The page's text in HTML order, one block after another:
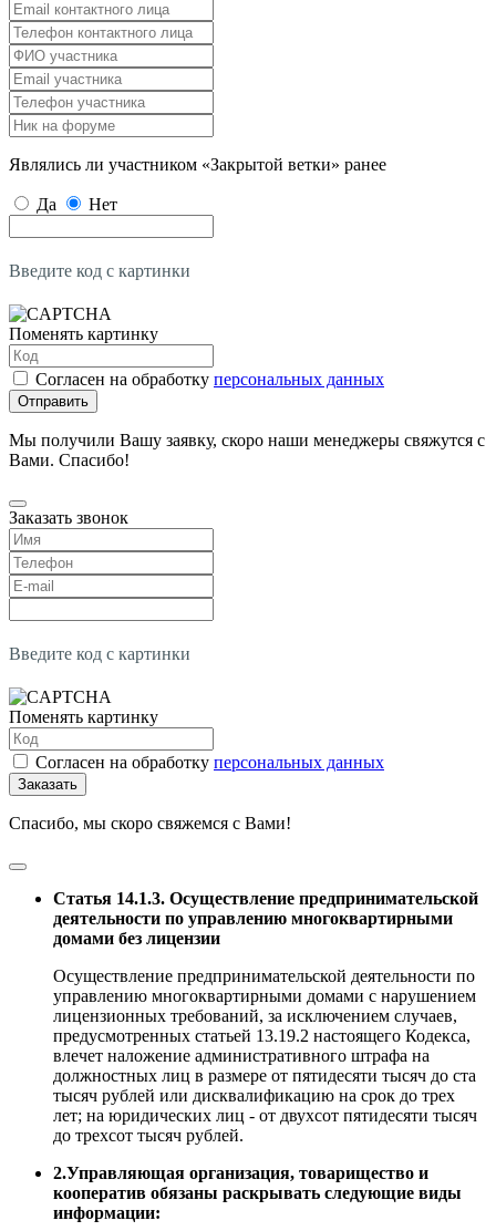
Являлись ли участником «Закрытой ветки» ранее
Да Нет
Введите код с картинки
Поменять картинку
Согласен на обработку персональных данных
Отправить
Мы получили Вашу заявку, скоро наши менеджеры свяжутся с
Вами. Спасибо!
Заказать звонок
Введите код с картинки
Поменять картинку
Согласен на обработку персональных данных
Заказать
Спасибо, мы скоро свяжемся с Вами!
Статья 14.1.3. Осуществление предпринимательской
деятельности по управлению многоквартирными
домами без лицензии
Осуществление предпринимательской деятельности по
управлению многоквартирными домами с нарушением
лицензионных требований, за исключением случаев,
предусмотренных статьей 13.19.2 настоящего Кодекса,
влечет наложение административного штрафа на
должностных лиц в размере от пятидесяти тысяч до ста
тысяч рублей или дисквалификацию на срок до трех
лет; на юридических лиц - от двухсот пятидесяти тысяч
до трехсот тысяч рублей.
2.Управляющая организация, товарищество и
кооператив обязаны раскрывать следующие виды
информации: